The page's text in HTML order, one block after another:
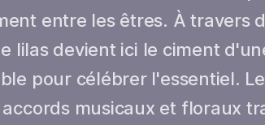
entre les êtres. À travers
lilas devient ici le ciment
pour célébrer l'essentiel.
musicaux et floraux